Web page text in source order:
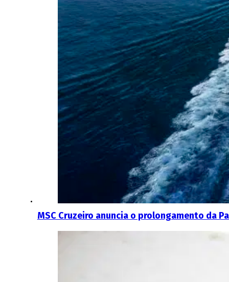
MSC Cruzeiro anuncia o prolongamento da